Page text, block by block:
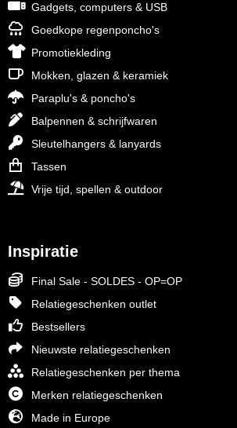
Gadgets, computers & USB
Goedkope regenponcho's
Promotiekleding
Mokken, glazen & keramiek
Paraplu's & poncho's
Balpennen & schrijfwaren
Sleutelhangers & lanyards
Tassen
Vrije tijd, spellen & outdoor
Inspiratie
Final Sale - SOLDES - OP=OP
Relatiegeschenken outlet
Bestsellers
Nieuwste relatiegeschenken
Relatiegeschenken per thema
Merken relatiegeschenken
Made in Europe